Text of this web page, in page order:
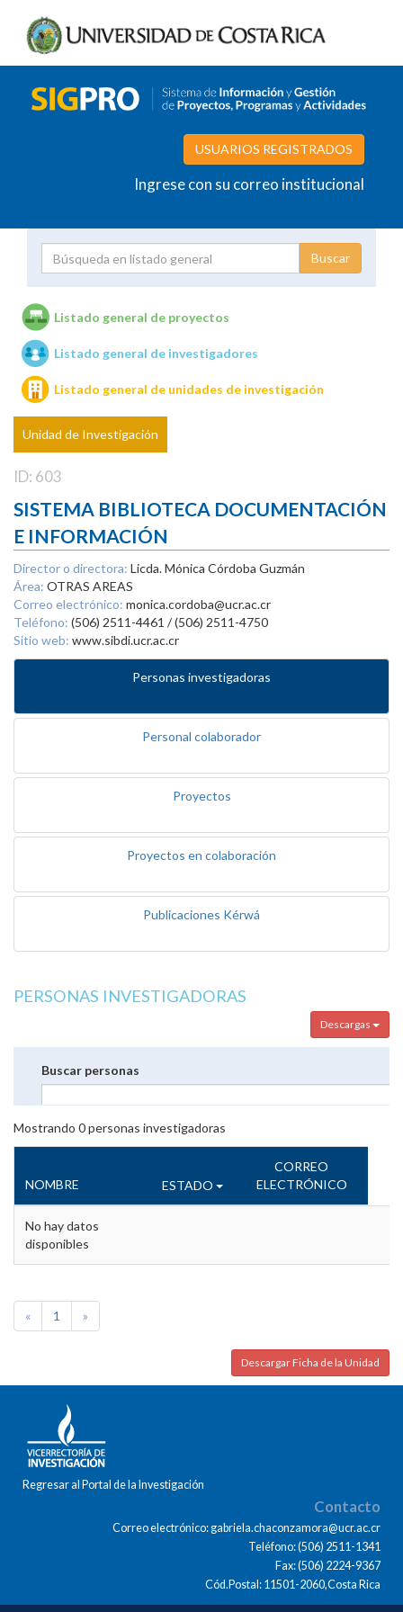
USUARIOS REGISTRADOS
Ingrese con su correo institucional
Unidades de investigación
Listado general de proyectos
Listado general de investigadores
Listado general de unidades de investigación
Unidad de Investigación
ID: 603
SISTEMA BIBLIOTECA DOCUMENTACIÓN
E INFORMACIÓN
Director o directora: Licda. Mónica Córdoba Guzmán
Área: OTRAS AREAS
Correo electrónico: monica.cordoba@ucr.ac.cr
Teléfono: (506) 2511-4461 / (506) 2511-4750
Sitio web: www.sibdi.ucr.ac.cr
Personas investigadoras
Personal colaborador
Proyectos
Proyectos en colaboración
Publicaciones Kérwá
PERSONAS INVESTIGADORAS
Descargas
Buscar personas
Mostrando 0personas investigadoras
NOMBRE ESTADO
CORREO
ELECTRÓNICO
No hay datos
disponibles
« 1 »
Descargar Ficha de la Unidad
Regresar al Portal de la Investigación
Contacto
Correo electrónico: gabriela.chaconzamora@ucr.ac.cr
Teléfono: (506) 2511-1341
Fax: (506) 2224-9367
Cód.Postal: 11501-2060,Costa Rica